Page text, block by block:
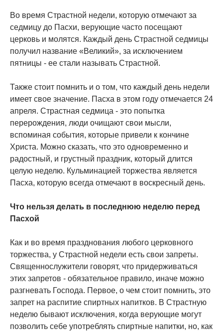
Во время Страстной недели, которую отмечают за
седмицу до Пасхи, верующие часто посещают
церковь и молятся. Каждый день Страстной седмицы
получил название «Великий», за исключением
пятницы - ее стали называть Страстной.
Также стоит помнить и о том, что каждый день недели
имеет свое значение. Пасха в этом году отмечается 24
апреля. Страстная седмица - это попытка
перерождения, люди очищают свои мысли,
вспоминая события, которые привели к кончине
Христа. Можно сказать, что это одновременно и
радостный, и грустный праздник, который длится
целую неделю. Кульминацией торжества является
Пасха, которую всегда отмечают в воскресный день.
Что нельзя делать в последнюю неделю перед
Пасхой
Как и во время празднования любого церковного
торжества, у Страстной недели есть свои запреты.
Священнослужители говорят, что придерживаться
этих запретов - обязательное правило, иначе можно
разгневать Господа. Первое, о чем стоит помнить, это
запрет на распитие спиртных напитков. В Страстную
неделю бывают исключения, когда верующие могут
позволить себе употреблять спиртные напитки, но, как